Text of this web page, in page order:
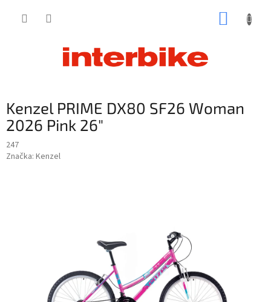
Kenzel PRIME DX80 SF26 Woman
2026 Pink 26"
247
Značka: Kenzel